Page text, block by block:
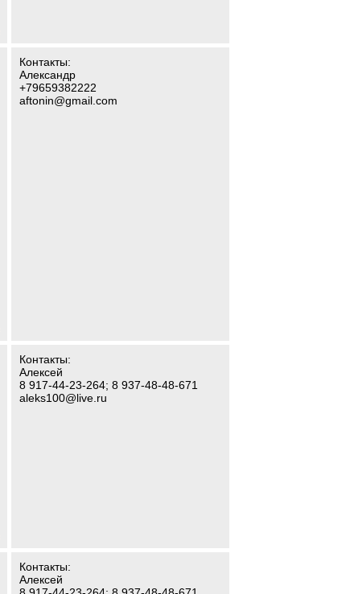
Контакты:
Александр
+79659382222
aftonin@gmail.com
Контакты:
Алексей
8 917-44-23-264; 8 937-48-48-671
aleks100@live.ru
Контакты:
Алексей